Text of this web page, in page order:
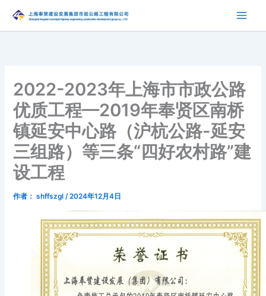
内
2022-2023年上海市市政公路
优质工程—2019年奉贤区南桥
镇延安中心路（沪杭公路-延安
三组路）等三条“四好农村路”建
设工程
作者： shffszgl/2024年12月4日